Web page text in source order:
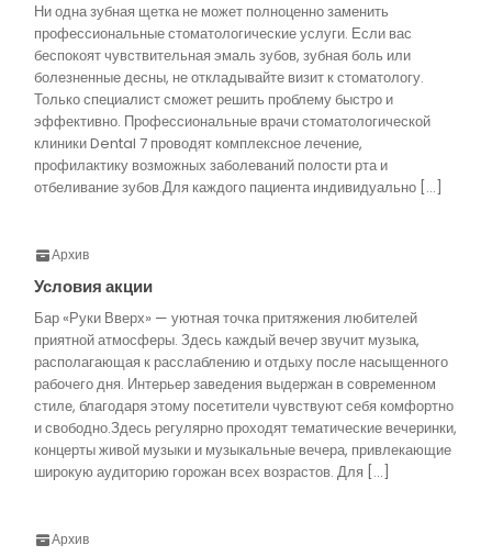
Ни одна зубная щетка не может полноценно заменить
профессиональные стоматологические услуги. Если вас
беспокоят чувствительная эмаль зубов, зубная боль или
болезненные десны, не откладывайте визит к стоматологу.
Только специалист сможет решить проблему быстро и
эффективно. Профессиональные врачи стоматологической
клиники Dental 7 проводят комплексное лечение,
профилактику возможных заболеваний полости рта и
отбеливание зубов.Для каждого пациента индивидуально […]
Архив
Условия акции
Бар «Руки Вверх» — уютная точка притяжения любителей
приятной атмосферы. Здесь каждый вечер звучит музыка,
располагающая к расслаблению и отдыху после насыщенного
рабочего дня. Интерьер заведения выдержан в современном
стиле, благодаря этому посетители чувствуют себя комфортно
и свободно.Здесь регулярно проходят тематические вечеринки,
концерты живой музыки и музыкальные вечера, привлекающие
широкую аудиторию горожан всех возрастов. Для […]
Архив